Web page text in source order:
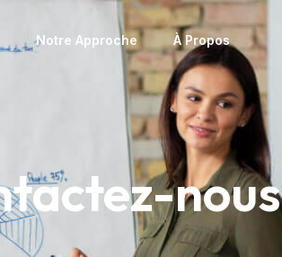
Notre Approche À Propos
nous